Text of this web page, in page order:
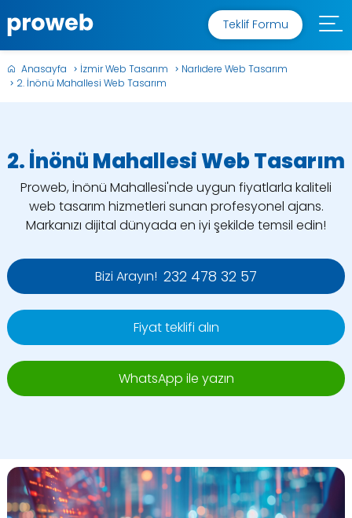
Teklif Formu
Anasayfa İzmir Web Tasarım
Narlıdere Web Tasarım
2. İnönü Mahallesi Web Tasarım
2. İnönü Mahallesi Web Tasarım
Proweb, İnönü Mahallesi'nde uygun fiyatlarla kaliteli
web tasarım hizmetleri sunan profesyonel ajans.
Markanızı dijital dünyada en iyi şekilde temsil edin!
Bizi Arayın! 232 478 32 57
Fiyat teklifi alın
WhatsApp ile yazın